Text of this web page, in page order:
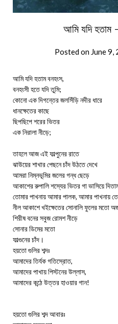
আমি যদি হতাম
Posted on June 9,
আমি যদি হতাম বনহংস,
বনহংসী হতে যদি তুমি;
কোনো এক দিগন্তের জলসিঁড়ি নদীর ধারে
ধানক্ষেতের কাছে
ছিপছিপে শরের ভিতর
এক নিরালা নীড়ে;
তাহলে আজ এই ফাল্পুনের রাতে
ঝাউয়ের শাখার পেছনে চাঁদ উঠতে দেখে
আমরা নিম্নভূমির জলের গন্ধ ছেড়ে
আকাশের রুপালি শস্যের ভিতর গা ভাসিয়ে
তোমার পাখনায় আমার পালক, আমার পাখনায়
নীল আকাশে খইক্ষেতের সোনালি ফুলের মতো
শিরীষ বনের সবুজ রোমশ নীড়ে
সোনার ডিমের মতো
ফাল্গুনের চাঁদ।
হয়তো গুলির শব্দঃ
আমাদের তির্যক গতিস্রোত,
আমাদের পাখায় পিস্টনের উল্লাস,
আমাদের কন্ঠে উত্তর হাওয়ার গান!
হয়তো গুলির শব্দ আবারঃ